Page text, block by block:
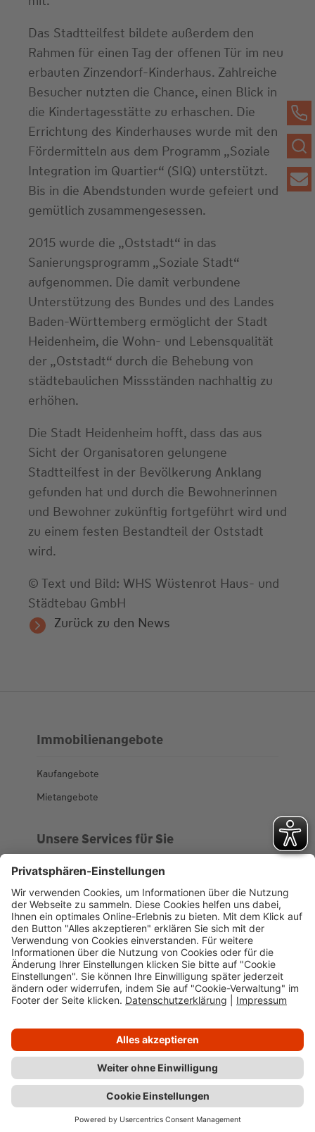
Das Stadtteilfest bildete außerdem den
Rahmen für einen Tag der offenen Tür im neu
erbauten Zinzendorf-Kinderhaus. Zahlreiche
Besucher nutzten die Chance, einen Blick in
die Kindertagesstätte zu erhaschen. Die
Errichtung des Kinderhauses wurde mit den
Fördermitteln aus dem Programm „Soziale
Integration im Quartier“ (SIQ) unterstützt.
Bis in die Abendstunden wurde gefeiert und
gemütlich zusammengesessen.
2015 wurde die „Oststadt“ in das
Sanierungsprogramm „Soziale Stadt“
aufgenommen. Die damit verbundene
Unterstützung des Bundes und des Landes
Baden-Württemberg ermöglicht der Stadt
Heidenheim, die Wohn- und Lebensqualität
der „Oststadt“ durch die Behebung von
städtebaulichen Missständen nachhaltig zu
erhöhen.
Die Stadt Heidenheim hofft, dass das aus
Sicht der Organisatoren gelungene
Stadtteilfest in der Bevölkerung Anklang
gefunden hat und durch die Bewohnerinnen
und Bewohner zukünftig fortgeführt wird und
zu einem festen Bestandteil der Oststadt
wird.
© Text und Bild: WHS Wüstenrot Haus- und
Städtebau GmbH
Zurück zu den News
Immobilienangebote
Kaufangebote
Mietangebote
Unsere Services für Sie
Kundenportal
Ankaufsprofil
Über WHS
Unsere Geschichte
News
Impressum Datenschutz Cookie-Verwaltung
Barrierefreiheit Kundenportal
Wüstenrot Haus- und Städtebau